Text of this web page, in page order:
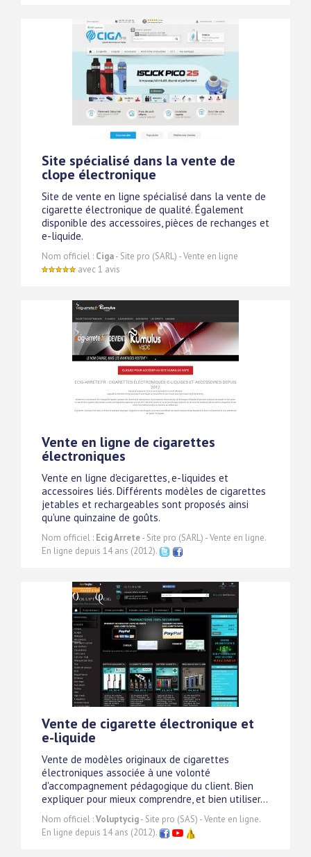
Site spécialisé dans la vente de
clope électronique
Site de vente en ligne spécialisé dans la vente de
cigarette électronique de qualité. Également
disponible des accessoires, pièces de rechanges et
e-liquide.
Nom officiel : Ciga- Site pro (SARL) - Vente en ligne
avec 1 avis
Vente en ligne de cigarettes
électroniques
Vente en ligne d'ecigarettes, e-liquides et
accessoires liés. Différents modèles de cigarettes
jetables et rechargeables sont proposés ainsi
qu'une quinzaine de goûts.
Nom officiel : Ecig Arrete- Site pro (SARL) - Vente en ligne.
En ligne depuis 14 ans (2012).
Vente de cigarette électronique et
e-liquide
Vente de modèles originaux de cigarettes
électroniques associée à une volonté
d'accompagnement pédagogique du client. Bien
expliquer pour mieux comprendre, et bien utiliser...
Nom officiel :Voluptycig- Site pro (SAS) - Vente en ligne.
En ligne depuis 14 ans (2012).